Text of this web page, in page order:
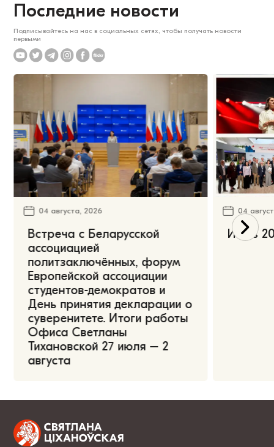
Последние новости
Подписывайтесь на нас в социальных сетях, чтобы получать новости
первыми
04 августа, 2026
Встреча с Беларусской
ассоциацией
политзаключённых, форум
Европейской ассоциации
студентов-демократов и
День принятия декларации о
суверенитете. Итоги работы
Офиса Светланы
Тихановской 27 июля – 2
августа
04
Июль